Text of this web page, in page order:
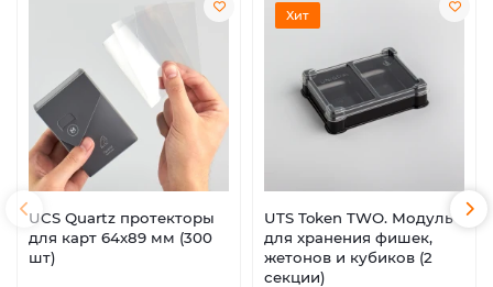
UCS Quartz протекторы
для карт 64х89 мм (300
шт)
Хит
UTS Token TWO. Модуль
для хранения фишек,
жетонов и кубиков (2
секции)